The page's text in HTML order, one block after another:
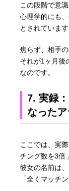
この段階で意
心理学的にも
とされています
焦らず、相手
それが1ヶ月後
なのです。
7. 実録
なった
ここでは、実
チング数を3倍
彼女の名前は
「全くマッチ